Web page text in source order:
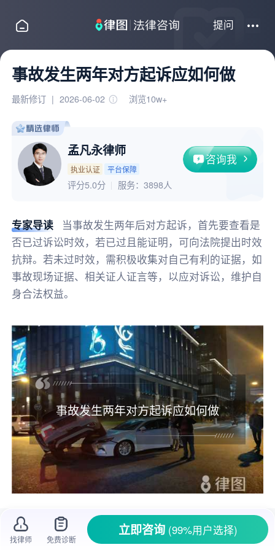
提问
事故发生两年对方起诉应如何做
最新修订 | 2026-06-02 浏览10w+
孟凡永律师
执业认证 平台保障
咨询我
评分5.0分 服务： 3898人
专家导读
当事故发生两年后对方起诉，首先要查看是
否已过诉讼时效，若已过且能证明，可向法院提出时效
抗辩。若未过时效，需积极收集对自己有利的证据，如
事故现场证据、相关证人证言等，以应对诉讼，维护自
身合法权益。
事故发生两年对方起诉应如何做
生活中， 意外事故随时可能发生，一旦发生
事故，涉及到
责任认定和赔偿等问题。有时候，
找律师 免费诊断
立即咨询 (99%用户选择)